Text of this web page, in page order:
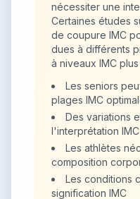
nécessiter une
Certaines études
de coupure IMC
dues à différents
à niveaux IMC plus
Les seniors
plages IMC
Des variations
l'interprétation
Les athlètes
composition
Les conditions
signification IMC